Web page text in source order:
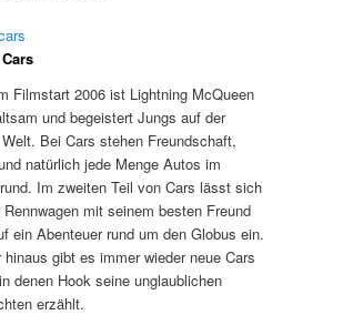
Filmstart 2006 ist Lightning McQueen
und begeistert Jungs auf der
Bei Cars stehen Freundschaft,
natürlich jede Menge Autos im
Im zweiten Teil von Cars lässt sich
Rennwagen mit seinem besten Freund
ein Abenteuer rund um den Globus ein.
hinaus gibt es immer wieder neue Cars
denen Hook seine unglaublichen
erzählt.